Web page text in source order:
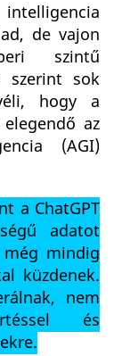
de vajon
szintű
szerint sok
hogy a
az
(AGI)
a ChatGPT
adatot
mindig
küzdenek.
nem
és